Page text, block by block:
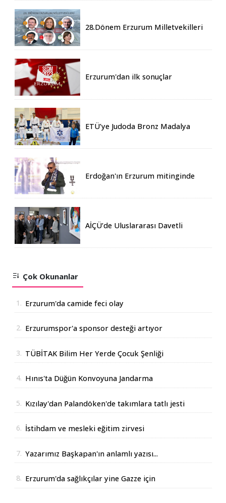
28.Dönem Erzurum Milletvekilleri
Erzurum'dan ilk sonuçlar
ETÜ’ye Judoda Bronz Madalya
Erdoğan'ın Erzurum mitinginde
AİÇÜ’de Uluslararası Davetli
Çok Okunanlar
1. Erzurum'da camide feci olay
2. Erzurumspor'a sponsor desteği artıyor
3. TÜBİTAK Bilim Her Yerde Çocuk Şenliği
4. Hınıs'ta Düğün Konvoyuna Jandarma
5. Kızılay'dan Palandöken'de takımlara tatlı jesti
6. İstihdam ve mesleki eğitim zirvesi
7. Yazarımız Başkapan'ın anlamlı yazısı...
8. Erzurum'da sağlıkçılar yine Gazze için